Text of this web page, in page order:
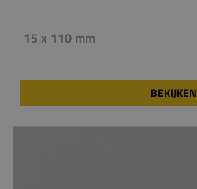
15 x 110 mm
BEKIJKEN